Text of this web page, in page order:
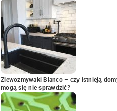
Zlewozmywaki Blanco – czy istnieją
mogą się nie sprawdzić?